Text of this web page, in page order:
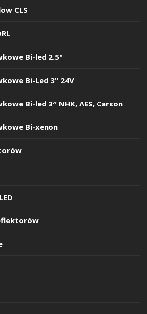
CLS
Bi-led 2.5"
Bi-Led 3" 24V
Bi-led 3″ NHK, AES, Carson
Bi-xenon